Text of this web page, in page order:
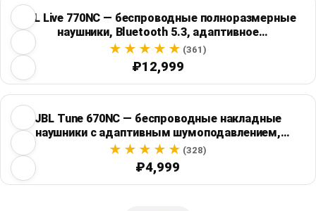
JBL Live 770NC — беспроводные полноразмерные
наушники, Bluetooth 5.3, адаптивное
шумоподавление
(361)
₽12,999
JBL Tune 670NC — беспроводные накладные
наушники с адаптивным шумоподавлением,
Bluetooth 5.3 и работой до 70 часов
(328)
₽4,999